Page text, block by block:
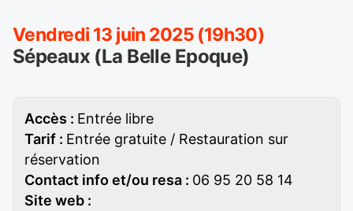
Vendredi 13 juin 2025 (19h30)
Sépeaux (La Belle Epoque)
Accès : Entrée libre
Tarif : Entrée gratuite / Restauration sur
réservation
Contact info et/ou resa : 06 95 20 58 14
Site web :